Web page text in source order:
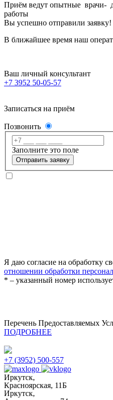
Приём ведут опытные врачи-
работы
Вы успешно отправили заявку!
В ближайшее время наш
Ваш личный консультант
+7 3952 50-05-57
Записаться на приём
Позвонить
Заполните это поле
Отправить заявку
Я даю согласие на обработку
отношении обработки
* – указанный номер
Перечень Предоставляемых
ПОДРОБНЕЕ
+7 (3952) 500-557
Иркутск,
Красноярская, 11Б
Иркутск,